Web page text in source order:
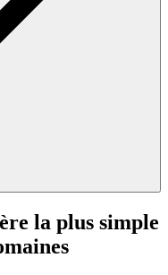
la plus simple